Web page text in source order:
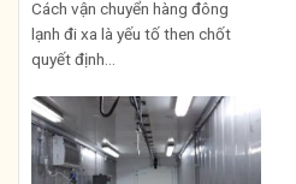
Cách vận chuyển hàng đông
lạnh đi xa là yếu tố then chốt
quyết định...